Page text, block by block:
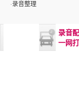
·录音整理
录音
一网